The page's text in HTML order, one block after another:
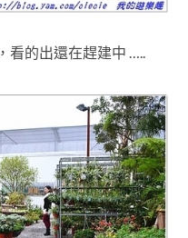
，看的出還在趕建中 …..